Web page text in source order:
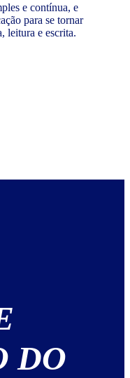
e contínua, e
para se tornar
leitura e escrita.
DO